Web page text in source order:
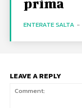
prima
ENTERATE SALTA -
LEAVE A REPLY